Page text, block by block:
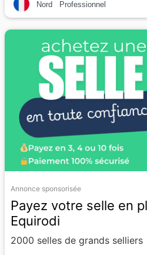
Nord Professionnel
Annonce sponsorisée
Payez votre selle en
Equirodi
2000 selles de grands selliers